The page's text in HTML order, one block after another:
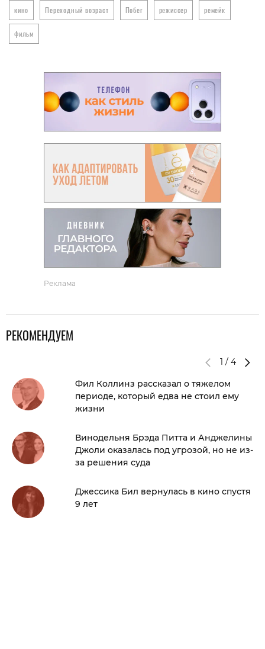
кино Переходный возраст Побег режиссер ремейк
фильм
Реклама
РЕКОМЕНДУЕМ
1 / 4
Фил Коллинз рассказал о тяжелом
периоде, который едва не стоил ему
жизни
Винодельня Брэда Питта и Анджелины
Джоли оказалась под угрозой, но не из-
за решения суда
Джессика Бил вернулась в кино спустя
9 лет